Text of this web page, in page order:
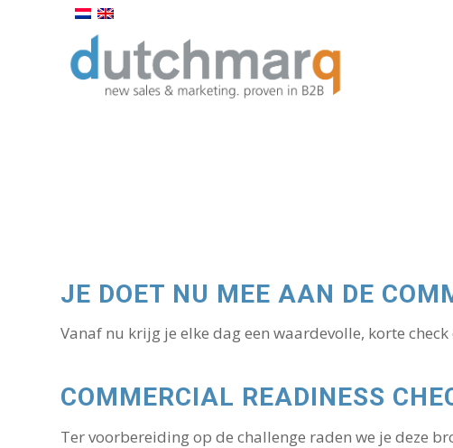
JE DOET NU MEE AAN DE
Vanaf nu krijg je elke dag een waardevolle, korte
COMMERCIAL READINESS
Ter voorbereiding op de challenge raden we je deze